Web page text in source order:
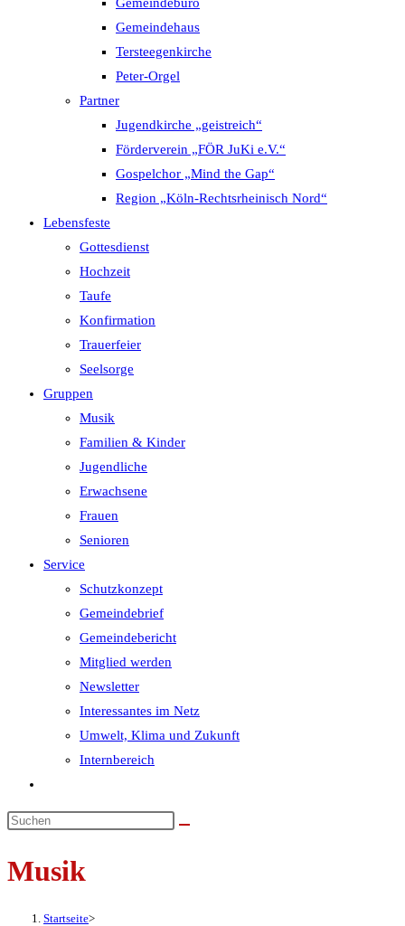
Gemeindehaus
Tersteegenkirche
Peter-Orgel
Partner
Jugendkirche „geistreich“
Förderverein „FÖR JuKi e.V.“
Gospelchor „Mind the Gap“
Region „Köln-Rechtsrheinisch Nord“
Lebensfeste
Gottesdienst
Hochzeit
Taufe
Konfirmation
Trauerfeier
Seelsorge
Gruppen
Musik
Familien & Kinder
Jugendliche
Erwachsene
Frauen
Senioren
Service
Schutzkonzept
Gemeindebrief
Gemeindebericht
Mitglied werden
Newsletter
Interessantes im Netz
Umwelt, Klima und Zukunft
Internbereich
umschalten
Musik
Startseite>